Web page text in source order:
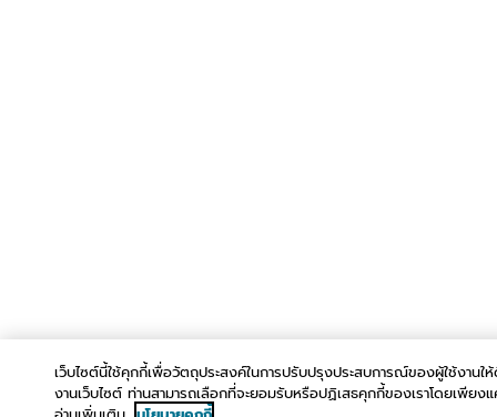
เว็บไซต์นี้ใช้คุกกี้เพื่อวัตถุประสงค์ในการปรับปรุงประสบการณ์ของผู้ใช้งานใ
งานเว็บไซต์ ท่านสามารถเลือกที่จะยอมรับหรือปฏิเสธคุกกี้ของเราโดยเพียง